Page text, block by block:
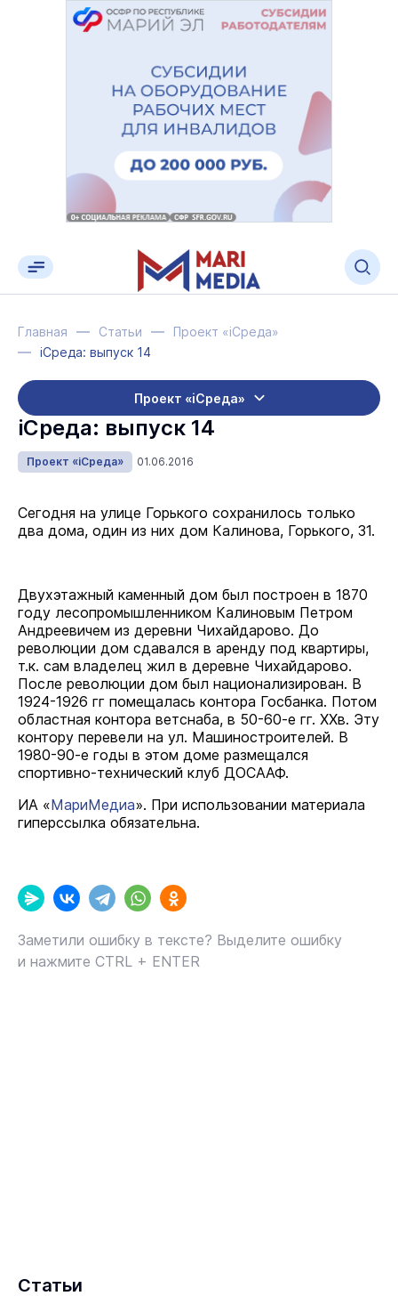
Главная Статьи
Проект «iСреда»
iСреда: выпуск 14
Проект «iСреда»
iСреда: выпуск 14
Проект «iСреда» 01.06.2016
Сегодня на улице Горького сохранилось только
два дома, один из них дом Калинова, Горького, 31.
Двухэтажный каменный дом был построен в 1870
году лесопромышленником Калиновым Петром
Андреевичем из деревни Чихайдарово. До
революции дом сдавался в аренду под квартиры,
т.к. сам владелец жил в деревне Чихайдарово.
После революции дом был национализирован. В
1924-1926 гг помещалась контора Госбанка. Потом
областная контора ветснаба, в 50-60-е гг. ХХв. Эту
контору перевели на ул. Машиностроителей. В
1980-90-е годы в этом доме размещался
спортивно-технический клуб ДОСААФ.
ИА «МариМедиа». При использовании материала
гиперссылка обязательна.
Заметили ошибку в тексте? Выделите ошибку
и нажмите CTRL + ENTER
Статьи